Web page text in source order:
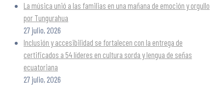
La música unió a las familias en una mañana de emoción y orgullo
por Tungurahua
27 julio, 2026
Inclusión y accesibilidad se fortalecen con la entrega de
certificados a 54 líderes en cultura sorda y lengua de señas
ecuatoriana
27 julio, 2026